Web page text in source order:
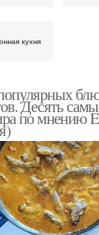
кухня
Десять
по мнению